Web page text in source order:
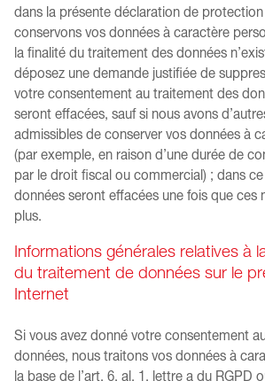
dans la présente déclaration de
conservons vos données à caractère
la finalité du traitement des données
déposez une demande justifiée de
votre consentement au traitement des
seront effacées, sauf si nous avons
admissibles de conserver vos données à
(par exemple, en raison d’une durée de
par le droit fiscal ou commercial) ; dans
données seront effacées une fois que ces
plus.
Informations générales relatives à
du traitement de données sur le
Internet
Si vous avez donné votre consentement
données, nous traitons vos données à
la base de l’art. 6, al. 1, lettre a du RGPD